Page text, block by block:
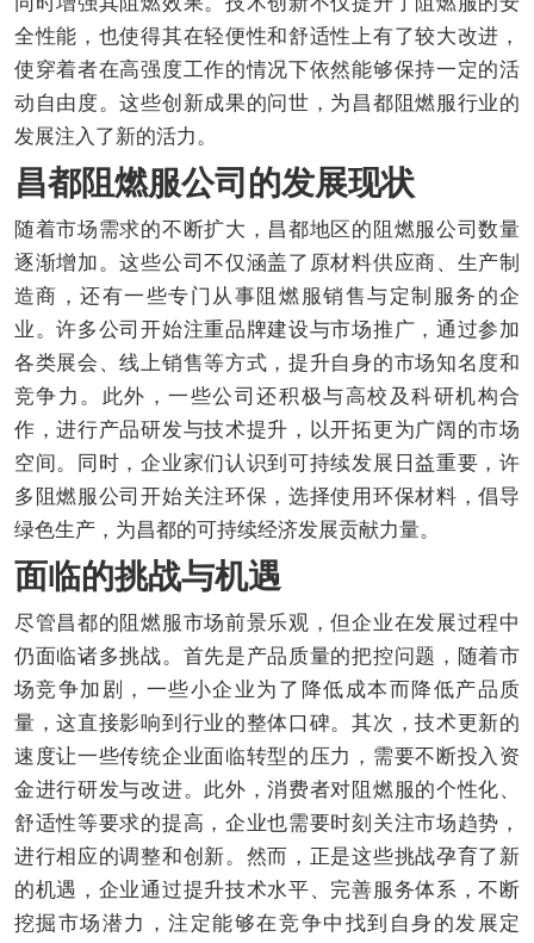
全性能，也使得其在轻便性和舒适性上有了较大改进，
使穿着者在高强度工作的情况下依然能够保持一定的活
动自由度。这些创新成果的问世，为昌都阻燃服行业的
发展注入了新的活力。
昌都阻燃服公司的发展现状
随着市场需求的不断扩大，昌都地区的阻燃服公司数量
逐渐增加。这些公司不仅涵盖了原材料供应商、生产制
造商，还有一些专门从事阻燃服销售与定制服务的企
业。许多公司开始注重品牌建设与市场推广，通过参加
各类展会、线上销售等方式，提升自身的市场知名度和
竞争力。此外，一些公司还积极与高校及科研机构合
作，进行产品研发与技术提升，以开拓更为广阔的市场
空间。同时，企业家们认识到可持续发展日益重要，许
多阻燃服公司开始关注环保，选择使用环保材料，倡导
绿色生产，为昌都的可持续经济发展贡献力量。
面临的挑战与机遇
尽管昌都的阻燃服市场前景乐观，但企业在发展过程中
仍面临诸多挑战。首先是产品质量的把控问题，随着市
场竞争加剧，一些小企业为了降低成本而降低产品质
量，这直接影响到行业的整体口碑。其次，技术更新的
速度让一些传统企业面临转型的压力，需要不断投入资
金进行研发与改进。此外，消费者对阻燃服的个性化、
舒适性等要求的提高，企业也需要时刻关注市场趋势，
进行相应的调整和创新。然而，正是这些挑战孕育了新
的机遇，企业通过提升技术水平、完善服务体系，不断
挖掘市场潜力，注定能够在竞争中找到自身的发展定